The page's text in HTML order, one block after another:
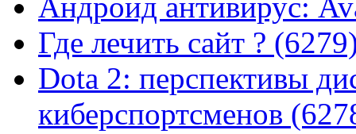
Где лечить сайт ?
Dota 2: перспективы
киберспортсменов